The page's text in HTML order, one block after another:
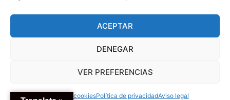
ACEPTAR
DENEGAR
VER PREFERENCIAS
Política de cookiesPolítica de privacidadAviso legal
© 2025 GICONDA DEL POZO